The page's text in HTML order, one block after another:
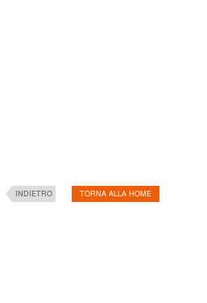
INDIETRO TORNA ALLA HOME